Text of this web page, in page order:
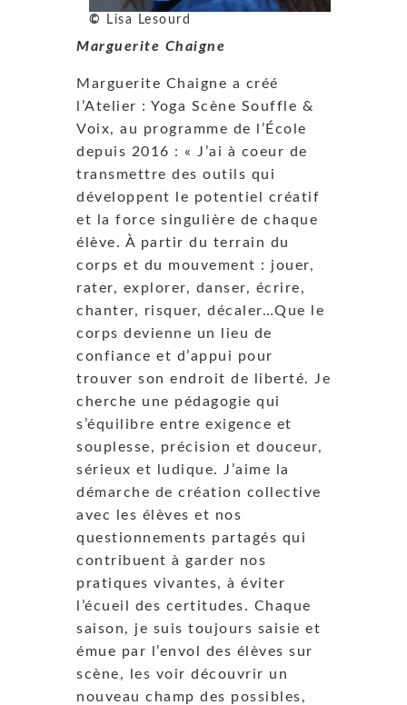
© Lisa Lesourd
Marguerite Chaigne
Marguerite Chaigne a créé
l’Atelier : Yoga Scène Souffle &
Voix, au programme de l’École
depuis 2016 : « J’ai à coeur de
transmettre des outils qui
développent le potentiel créatif
et la force singulière de chaque
élève. À partir du terrain du
corps et du mouvement : jouer,
rater, explorer, danser, écrire,
chanter, risquer, décaler…Que le
corps devienne un lieu de
confiance et d’appui pour
trouver son endroit de liberté. Je
cherche une pédagogie qui
s’équilibre entre exigence et
souplesse, précision et douceur,
sérieux et ludique. J’aime la
démarche de création collective
avec les élèves et nos
questionnements partagés qui
contribuent à garder nos
pratiques vivantes, à éviter
l’écueil des certitudes. Chaque
saison, je suis toujours saisie et
émue par l’envol des élèves sur
scène, les voir découvrir un
nouveau champ des possibles,